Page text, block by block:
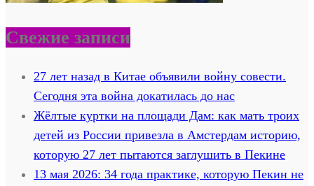
Свежие записи
27 лет назад в Китае объявили войну совести.
Сегодня эта война докатилась до нас
Жёлтые куртки на площади Дам: как мать троих
детей из России привезла в Амстердам историю,
которую 27 лет пытаются заглушить в Пекине
13 мая 2026: 34 года практике, которую Пекин не